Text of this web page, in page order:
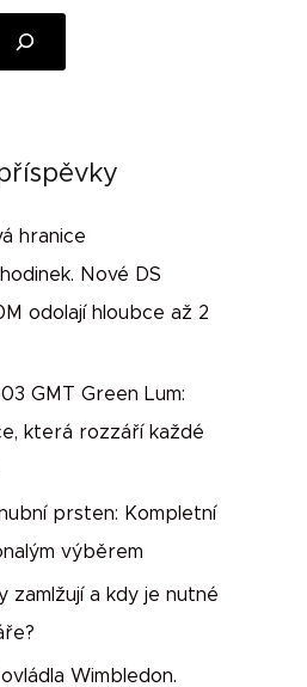
hranice
Nové DS
odolají hloubce až 2
GMT Green Lum:
která rozzáří každé
prsten: Kompletní
výběrem
zamlžují a kdy je nutné
Wimbledon.